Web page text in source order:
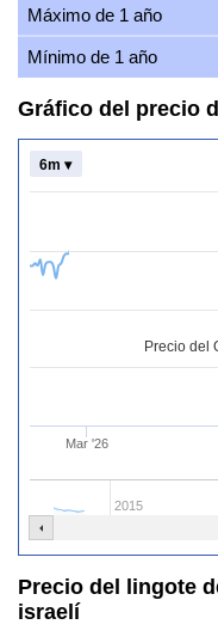
Máximo de 1 año
Mínimo de 1 año
Gráfico del precio
Precio del
Mar '26
2015
6m ▾
Precio del lingote
israelí